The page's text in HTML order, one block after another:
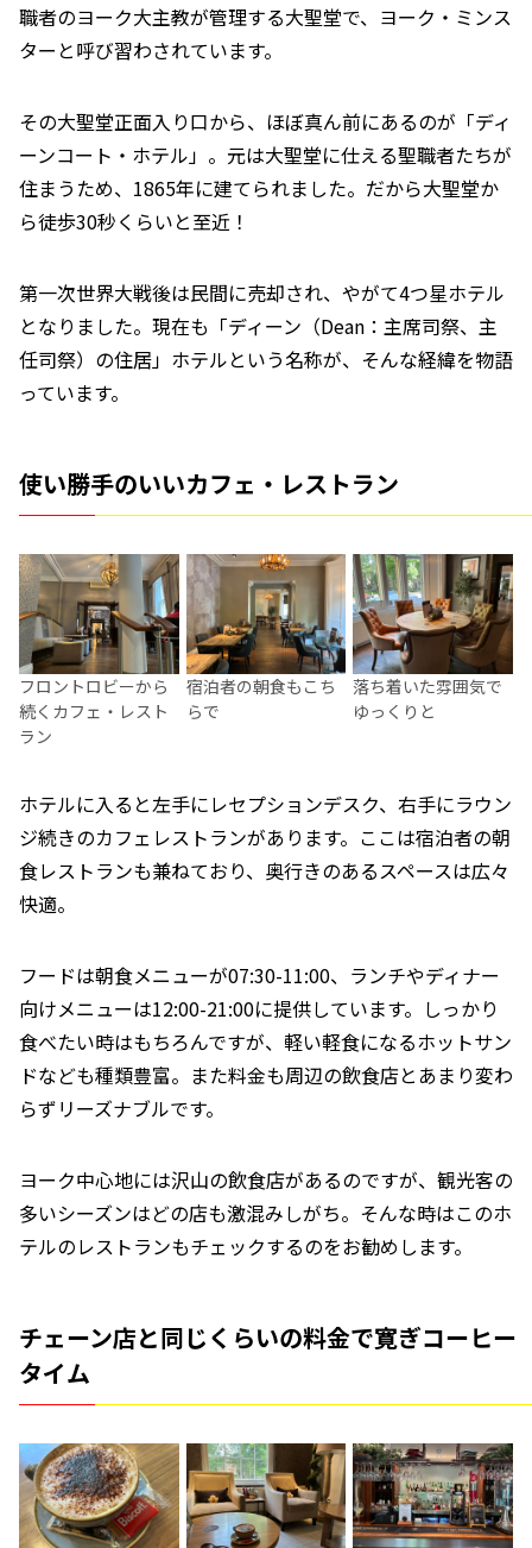
職者のヨーク大主教が管理する大聖堂で、ヨーク・ミンス
ターと呼び習わされています。
その大聖堂正面入り口から、ほぼ真ん前にあるのが「ディ
ーンコート・ホテル」。元は大聖堂に仕える聖職者たちが
住まうため、1865年に建てられました。だから大聖堂か
ら徒歩30秒くらいと至近！
第一次世界大戦後は民間に売却され、やがて4つ星ホテル
となりました。現在も「ディーン（Dean：主席司祭、主
任司祭）の住居」ホテルという名称が、そんな経緯を物語
っています。
使い勝手のいいカフェ・レストラン
フロントロビーから
続くカフェ・レスト
ラン
宿泊者の朝食もこち
らで
落ち着いた雰囲気で
ゆっくりと
ホテルに入ると左手にレセプションデスク、右手にラウン
ジ続きのカフェレストランがあります。ここは宿泊者の朝
食レストランも兼ねており、奥行きのあるスペースは広々
快適。
フードは朝食メニューが07:30-11:00、ランチやディナー
向けメニューは12:00-21:00に提供しています。しっかり
食べたい時はもちろんですが、軽い軽食になるホットサン
ドなども種類豊富。また料金も周辺の飲食店とあまり変わ
らずリーズナブルです。
ヨーク中心地には沢山の飲食店があるのですが、観光客の
多いシーズンはどの店も激混みしがち。そんな時はこのホ
テルのレストランもチェックするのをお勧めします。
チェーン店と同じくらいの料金で寛ぎコーヒー
タイム